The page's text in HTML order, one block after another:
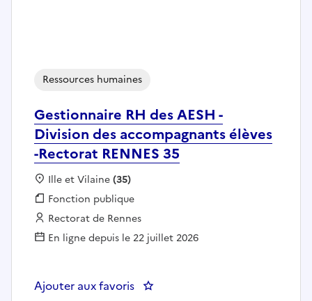
Gestionnaire RH des AESH -
Division des accompagnants élèves
-Rectorat RENNES 35
Ressources humaines
Localisation :
Ille et Vilaine(35)
Fonction publique :
Fonction publique
Employeur :
Rectorat de Rennes
En ligne depuis le 22 juillet 2026
Ajouter aux favoris : Gestionnaire RH des AESH -